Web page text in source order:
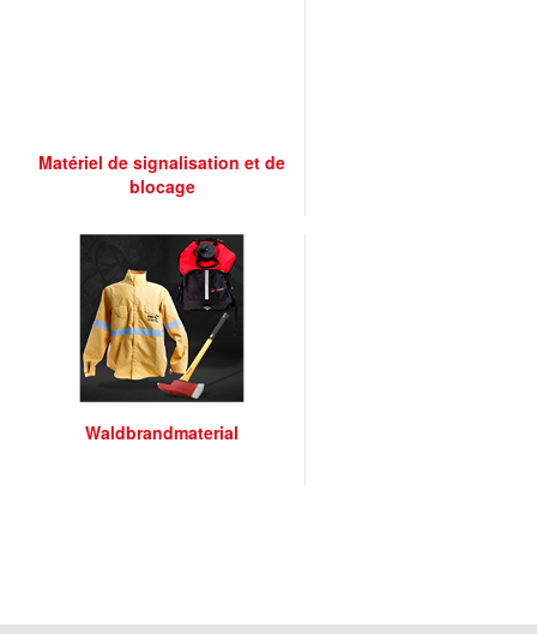
Matériel de signalisation et de
blocage
Waldbrandmaterial